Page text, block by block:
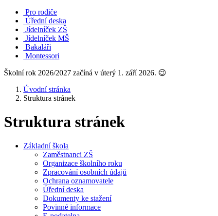
Pro rodiče
Úřední deska
Jídelníček ZŠ
Jídelníček MŠ
Bakaláři
Montessori
Školní rok 2026/2027 začíná v úterý 1. září 2026. 😉
Úvodní stránka
Struktura stránek
Struktura stránek
Základní škola
Zaměstnanci ZŠ
Organizace školního roku
Zpracování osobních údajů
Ochrana oznamovatele
Úřední deska
Dokumenty ke stažení
Povinné informace